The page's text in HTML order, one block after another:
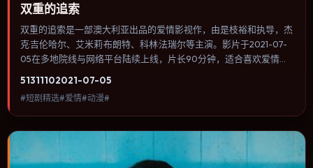
双重的追索
双重的追索是一部澳大利亚出品的爱情影视作，由是枝裕和执导，杰
克·吉伦哈尔、艾米莉·布朗特、科林·法瑞尔等主演。影片于2021-07-
05在多地院线与网络平台陆续上线，片长90分钟，适合喜欢爱情类
与情节推进，节奏与视听语言统一，可作为休闲观影或类型片补片的
选择。
51311102021-07-05
#短剧精选#爱情#动漫#